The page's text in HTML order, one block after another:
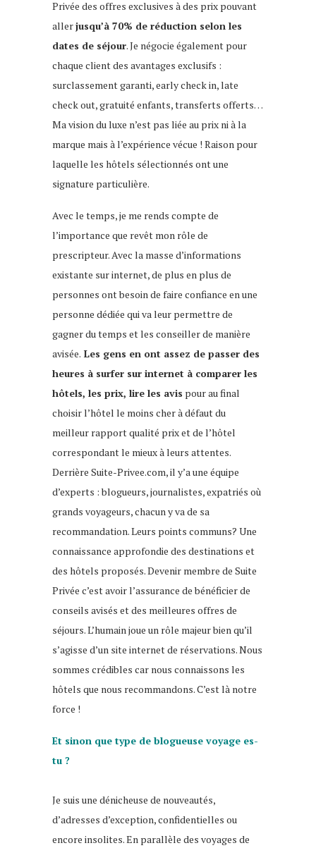
Privée des offres exclusives à des prix pouvant
allerjusqu’à 70% de réduction selon les
dates de séjour. Je négocie également pour
chaque client des avantages exclusifs :
surclassement garanti, early check in, late
check out, gratuité enfants, transferts offerts…
Ma vision du luxe n’est pas liée au prix ni à la
marque mais à l’expérience vécue ! Raison pour
laquelle les hôtels sélectionnés ont une
signature particulière.
Avec le temps, je me rends compte de
l’importance que revêt mon rôle de
prescripteur. Avec la masse d’informations
existante sur internet, de plus en plus de
personnes ont besoin de faire confiance en une
personne dédiée qui va leur permettre de
gagner du temps et les conseiller de manière
avisée. Les gens en ont assez de passer des
heures à surfer sur internet à comparer les
hôtels, les prix, lire les avis pour au final
choisir l’hôtel le moins cher à défaut du
meilleur rapport qualité prix et de l’hôtel
correspondant le mieux à leurs attentes.
Derrière Suite-Privee.com, il y’a une équipe
d’experts : blogueurs, journalistes, expatriés où
grands voyageurs, chacun y va de sa
recommandation. Leurs points communs? Une
connaissance approfondie des destinations et
des hôtels proposés. Devenir membre de Suite
Privée c’est avoir l’assurance de bénéficier de
conseils avisés et des meilleures offres de
séjours. L’humain joue un rôle majeur bien qu’il
s’agisse d’un site internet de réservations. Nous
sommes crédibles car nous connaissons les
hôtels que nous recommandons. C’est là notre
force !
Et sinon que type de blogueuse voyage es-
tu ?
Je suis une dénicheuse de nouveautés,
d’adresses d’exception, confidentielles ou
encore insolites. En parallèle des voyages de